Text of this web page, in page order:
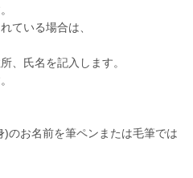
ている場合は、
、氏名を記入します。
のお名前を筆ペンまたは毛筆では